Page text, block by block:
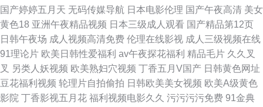
国产婷婷五月天 无码传媒导航 日本电影伦理 国产午夜高清 美女
黄色18 亚洲午夜精品视频 日本三级成人观看 国产精品第12页
日韩午夜场 成人视频高清免费 伦理在线影视 成人三级视频在线
91理论片 欧美日韩性爱福利 av午夜探花福利 精品毛片 久久叉
叉 另类人妖视频 欧美熟妇穴视频 丁香五月V国产 日韩黄色网址
豆花福利视频 轮理片自拍偷拍 日韩欧美美女视频 欧美A级黄色
影院 丁香影视五月花 福利视频电影久久 污污污污免费 91金典